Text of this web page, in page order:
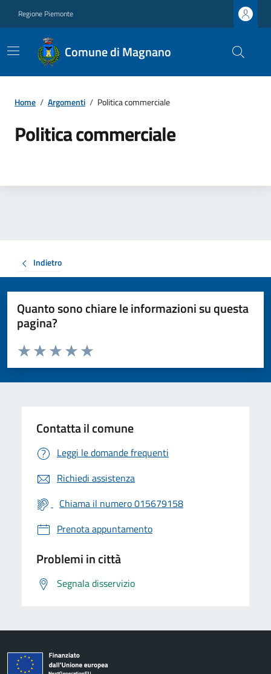
Regione Piemonte
Comune di Magnano
Home / Argomenti / Politica commerciale
Politica commerciale
Indietro
Quanto sono chiare le informazioni su questa
pagina?
Valuta da 1 a 5 stelle la pagina
Valuta 5 stelle su 5
Valuta 4 stelle su 5
Valuta 3 stelle su 5
Valuta 2 stelle su 5
Valuta 1 stelle su 5
Contatta il comune
Leggi le domande frequenti
Richiedi assistenza
Chiama il numero 015679158
Prenota appuntamento
Problemi in città
Segnala disservizio